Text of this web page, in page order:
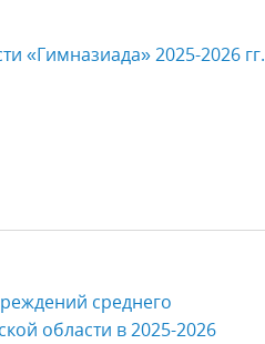
«Гимназиада» 2025-2026 гг.
среднего
области в 2025-2026